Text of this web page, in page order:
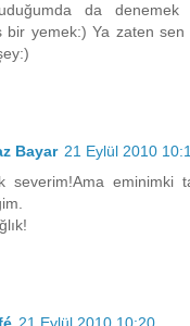
da denemek
bir yemek:) Ya zaten sen
Bayar 21 Eylül 2010
severim!Ama eminimki